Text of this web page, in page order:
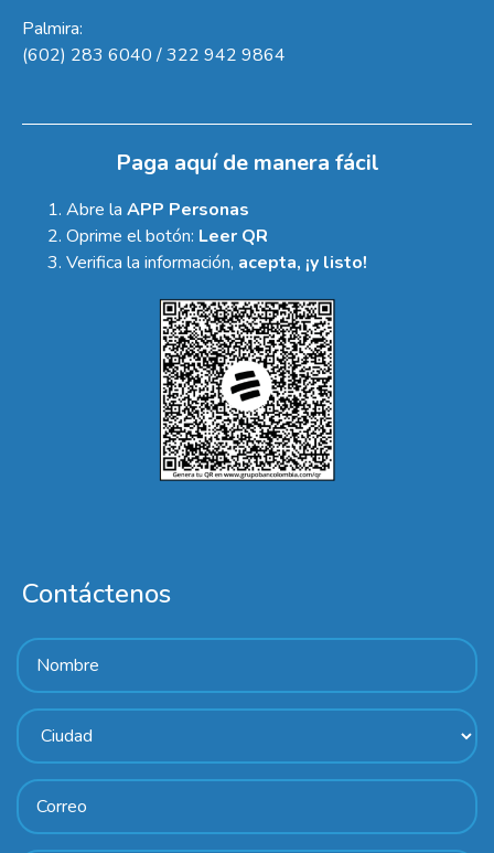
Palmira:
(602) 283 6040 / 322 942 9864
Paga aquí de manera fácil
Abre la APP Personas
Oprime el botón: Leer QR
Verifica la información, acepta, ¡y listo!
Contáctenos